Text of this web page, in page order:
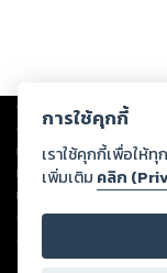
Copyright © 2026
ต่อผลงานหรือเนื้อหาใดที่
ทรัพย์สินทางปัญญาของบุ
ทุกท่านโปรดใช้วิจารณญ
หนึ่งส่วนใดขัดต่อกฎหมาย
ดำเนินการในทันที ทั้งนี้
ลิขสิทธิ์ พ.ศ. 2537 (ฉบับล่
การใช้คุกกี้
เราใช้คุกกี้เพื่อให้
เพิ่มเติม คลิก